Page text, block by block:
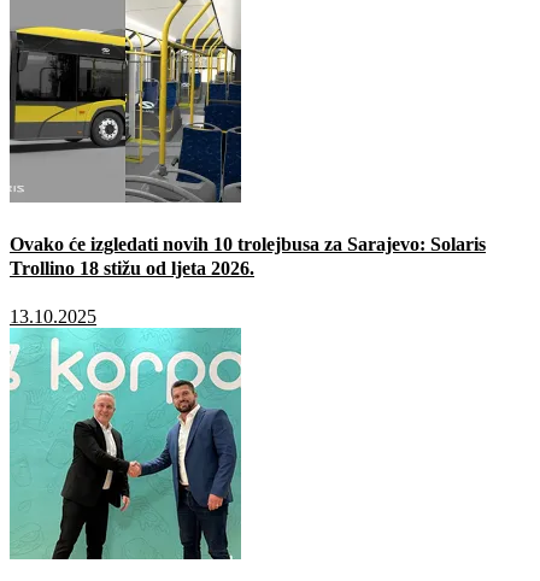
Ovako će izgledati novih 10 trolejbusa za Sarajevo: Solaris
Trollino 18 stižu od ljeta 2026.
13.10.2025